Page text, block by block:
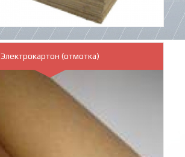
Электрокартон (отмотка)